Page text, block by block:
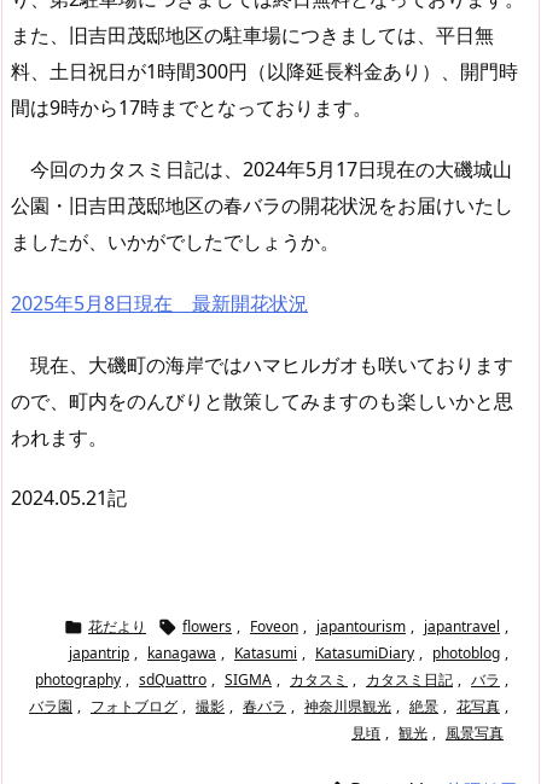
また、旧吉田茂邸地区の駐車場につきましては、平日無
料、土日祝日が1時間300円（以降延長料金あり）、開門時
間は9時から17時までとなっております。
今回のカタスミ日記は、2024年5月17日現在の大磯城山
公園・旧吉田茂邸地区の春バラの開花状況をお届けいたし
ましたが、いかがでしたでしょうか。
2025年5月8日現在 最新開花状況
現在、大磯町の海岸ではハマヒルガオも咲いております
ので、町内をのんびりと散策してみますのも楽しいかと思
われます。
2024.05.21記
 花だより  flowers , Foveon , japantourism , japantravel ,
japantrip , kanagawa , Katasumi , KatasumiDiary , photoblog ,
photography , sdQuattro , SIGMA , カタスミ , カタスミ日記 , バラ ,
バラ園 , フォトブログ , 撮影 , 春バラ , 神奈川県観光 , 絶景 , 花写真 ,
見頃 , 観光 , 風景写真